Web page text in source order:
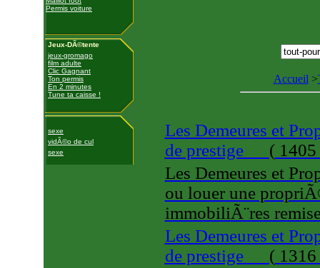
Permis voiture
Jeux-DÃ©tente
jeux-gromago
film adulte
Clic Gagnant
Ton permis
En 2 minutes
Tune ta caisse !
sexe
vidÃ©o de cul
sexe
Accueil >
Les Demeures et
de prestige
(1405
Les Demeures et
ou louer une
immobiliÃ¨res
Les Demeures et
de prestige
(1316